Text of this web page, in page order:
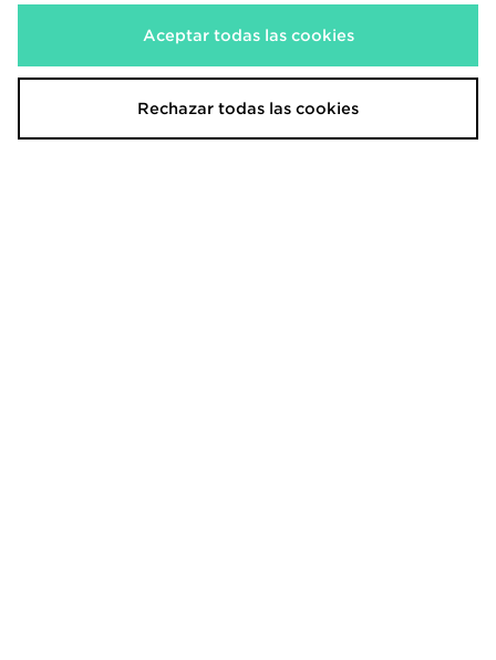
70,00€
Joggers Junior
40,00€
Aceptar todas las cookies
Rechazar todas las cookies